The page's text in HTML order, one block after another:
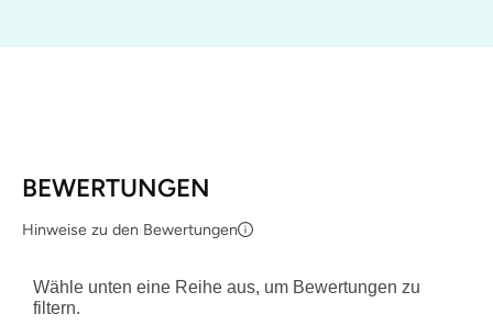
BEWERTUNGEN
Hinweise zu den Bewertungen
Wähle unten eine Reihe aus, um Bewertungen zu
filtern.